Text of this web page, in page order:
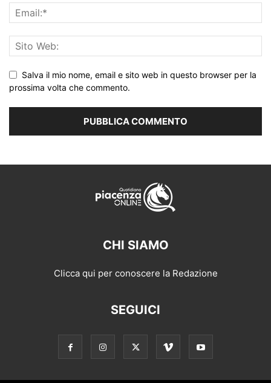
Salva il mio nome, email e sito web in questo browser per la
prossima volta che commento.
CHI SIAMO
Clicca qui per conoscere la Redazione
SEGUICI